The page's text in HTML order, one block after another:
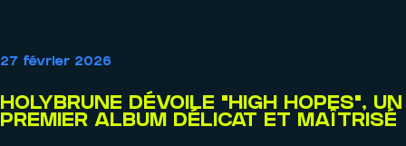
AGENDA
Événements
27 février 2026
HOLYBRUNE DÉVOILE “HIGH HOPES”, UN
PREMIER ALBUM DÉLICAT ET MAÎTRISÉ